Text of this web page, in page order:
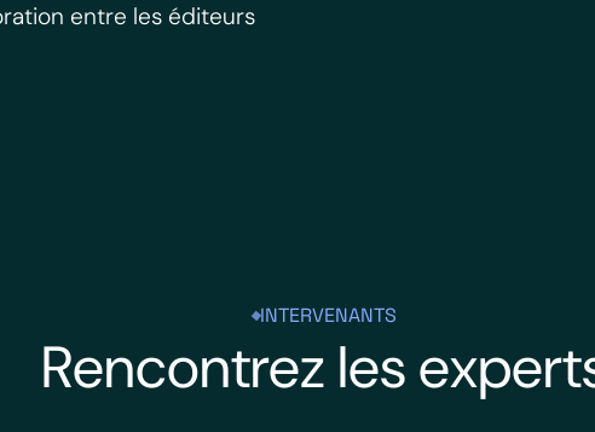
entre les éditeurs
INTERVENANTS
Rencontrez les